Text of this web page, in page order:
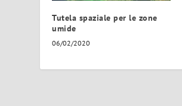
Tutela spaziale per le zone
umide
06/02/2020